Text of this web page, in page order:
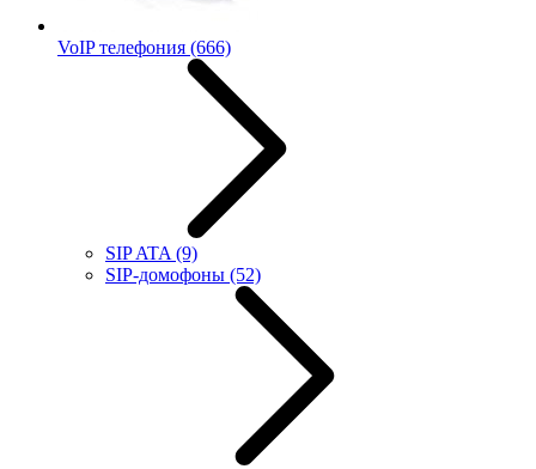
VoIP телефония (666)
SIP ATA (9)
SIP-домофоны (52)